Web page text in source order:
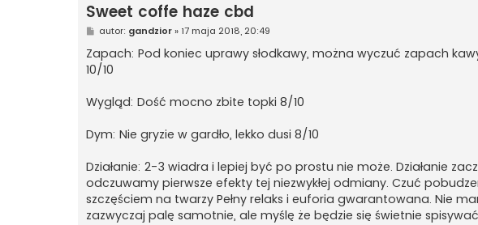
Sweet coffe haze cbd
P
s
t
autor: gandzior» 17 maja 2018, 20:49
Zapach: Pod koniec uprawy słodkawy, można wyczuć zapach
10/10
Wygląd: Dość mocno zbite topki 8/10
Dym: Nie gryzie w gardło, lekko dusi 8/10
Działanie: 2-3 wiadra i lepiej być po prostu nie może. Działanie
odczuwamy pierwsze efekty tej niezwykłej odmiany. Czuć
szczęściem na twarzy Pełny relaks i euforia gwarantowana. Nie
zazwyczaj palę samotnie, ale myślę że będzie się świetnie